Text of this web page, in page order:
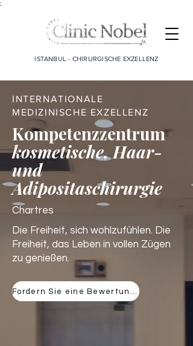
;
ISTANBUL - CHIRURGISCHE EXZELLENZ
INTERNATIONALE
MEDIZINISCHE EXZELLENZ
Kompetenzzentrum
kosmetische, Haar-
und
Adipositaschirurgie
Chartres
Die Freiheit, sich wohlzufühlen. Die
Freiheit, das Leben in vollen Zügen
zu genießen.